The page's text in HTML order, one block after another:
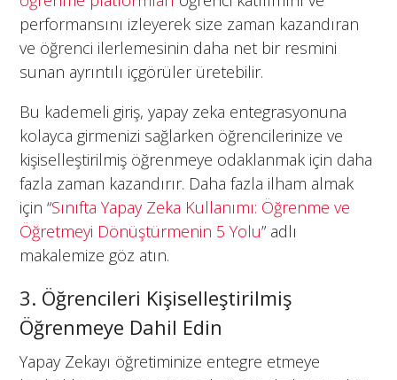
performansını izleyerek size zaman kazandıran
ve öğrenci ilerlemesinin daha net bir resmini
sunan ayrıntılı içgörüler üretebilir.
Bu kademeli giriş, yapay zeka entegrasyonuna
kolayca girmenizi sağlarken öğrencilerinize ve
kişiselleştirilmiş öğrenmeye odaklanmak için daha
fazla zaman kazandırır. Daha fazla ilham almak
için “Sınıfta Yapay Zeka Kullanımı: Öğrenme ve
Öğretmeyi Dönüştürmenin 5 Yolu” adlı
makalemize göz atın.
3. Öğrencileri Kişiselleştirilmiş
Öğrenmeye Dahil Edin
Yapay Zekayı öğretiminize entegre etmeye